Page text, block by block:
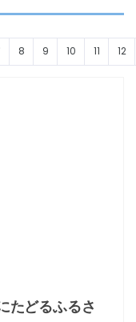
8 9 10 11 12
たどるふるさ